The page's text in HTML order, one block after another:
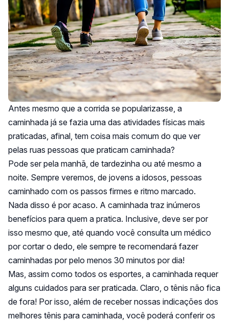
Antes mesmo que a corrida se popularizasse, a
caminhada já se fazia uma das atividades físicas mais
praticadas, afinal, tem coisa mais comum do que ver
pelas ruas pessoas que praticam caminhada?
Pode ser pela manhã, de tardezinha ou até mesmo a
noite. Sempre veremos, de jovens a idosos, pessoas
caminhado com os passos firmes e ritmo marcado.
Nada disso é por acaso. A caminhada traz inúmeros
benefícios para quem a pratica. Inclusive, deve ser por
isso mesmo que, até quando você consulta um médico
por cortar o dedo, ele sempre te recomendará fazer
caminhadas por pelo menos 30 minutos por dia!
Mas, assim como todos os esportes, a caminhada requer
alguns cuidados para ser praticada. Claro, o tênis não fica
de fora! Por isso, além de receber nossas indicações dos
melhores tênis para caminhada, você poderá conferir os